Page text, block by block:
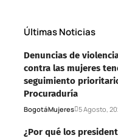
Últimas Noticias
Denuncias de
contra las mujeres
seguimiento
Procuraduría
BogotáMujeres 5 Agosto,
¿Por qué los